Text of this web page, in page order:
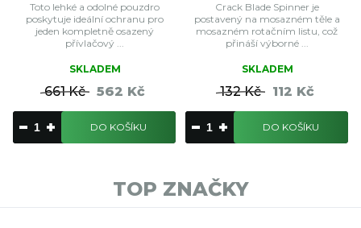
Toto lehké a odolné pouzdro
poskytuje ideální ochranu pro
jeden kompletně osazený
přívlačový ...
SKLADEM
661 Kč 562 Kč
DO KOŠÍKU
Crack Blade Spinner je
postavený na mosazném těle a
mosazném rotačním listu, což
přináší výborné ...
SKLADEM
132 Kč 112 Kč
DO KOŠÍKU
TOP ZNAČKY